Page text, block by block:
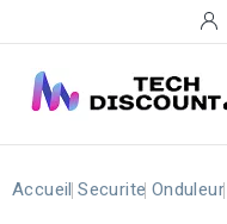
Accueil Securite Onduleur